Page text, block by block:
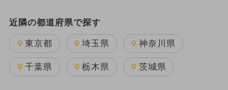
近隣の都道府県で探す
東京都 埼玉県 神奈川県
千葉県 栃木県 茨城県